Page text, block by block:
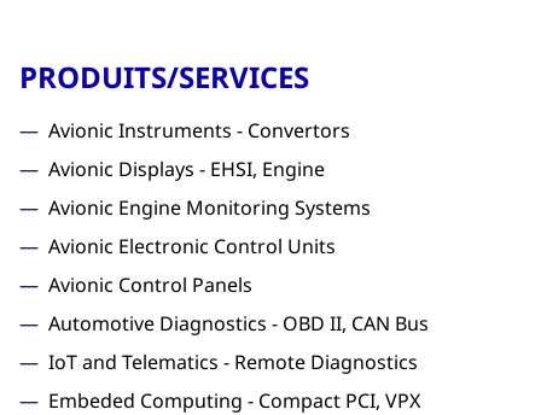
PRODUITS/SERVICES
Avionic Instruments - Convertors
Avionic Displays - EHSI, Engine
Avionic Engine Monitoring Systems
Avionic Electronic Control Units
Avionic Control Panels
Automotive Diagnostics - OBD II, CAN Bus
IoT and Telematics - Remote Diagnostics
Embeded Computing - Compact PCI, VPX